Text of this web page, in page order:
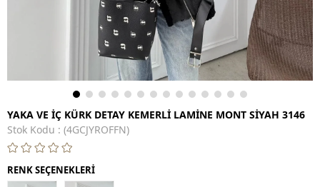
YAKA VE İÇ KÜRK DETAY KEMERLİ LAMİNE MONT SİYAH 3146
Stok Kodu
(4GCJYROFFN)
RENK SEÇENEKLERİ